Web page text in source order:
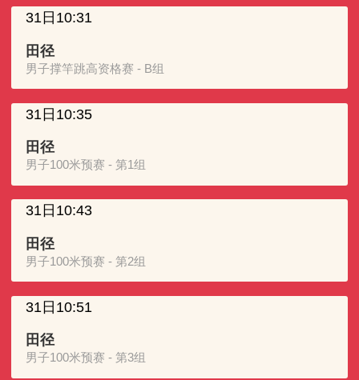
31日10:31
田径
男子撑竿跳高资格赛 - B组
31日10:35
田径
男子100米预赛 - 第1组
31日10:43
田径
男子100米预赛 - 第2组
31日10:51
田径
男子100米预赛 - 第3组